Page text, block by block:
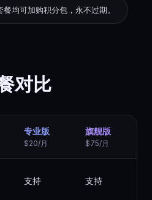
均可加购积分包，永不过期。
对比
专业版
$20/月
旗舰版
$75/月
支持 支持